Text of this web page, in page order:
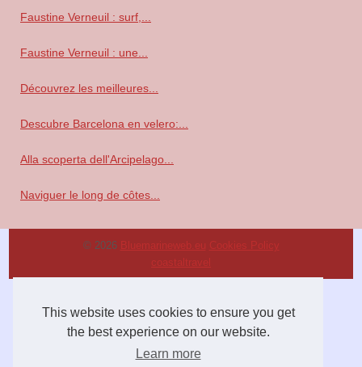
This website uses cookies to ensure you get
the best experience on our website.
Learn more
Faustine Verneuil : surf,...
Faustine Verneuil : une...
Découvrez les meilleures...
Descubre Barcelona en velero:...
Alla scoperta dell'Arcipelago...
Naviguer le long de côtes...
© 2026 Bluemarineweb.eu Cookies Policy
coastaltravel